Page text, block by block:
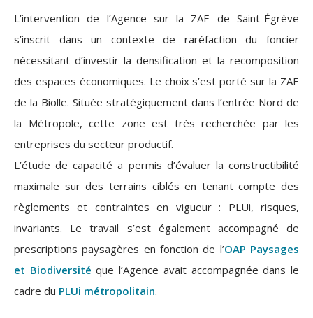
L’intervention de l’Agence sur la ZAE de Saint-Égrève
s’inscrit dans un contexte de raréfaction du foncier
nécessitant d’investir la densification et la recomposition
des espaces économiques. Le choix s’est porté sur la ZAE
de la Biolle. Située stratégiquement dans l’entrée Nord de
la Métropole, cette zone est très recherchée par les
entreprises du secteur productif.
L’étude de capacité a permis d’évaluer la constructibilité
maximale sur des terrains ciblés en tenant compte des
règlements et contraintes en vigueur : PLUi, risques,
invariants. Le travail s’est également accompagné de
prescriptions paysagères en fonction de l’OAP Paysages
et Biodiversité que l’Agence avait accompagnée dans le
cadre du PLUi métropolitain.